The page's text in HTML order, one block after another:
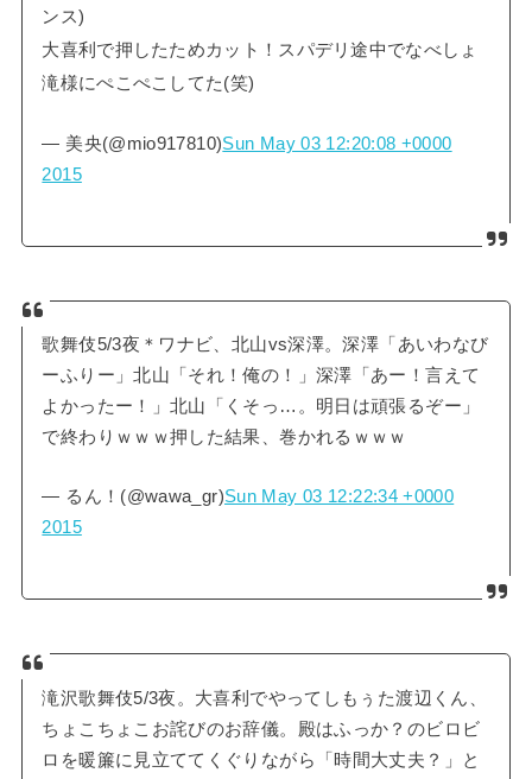
ンス)
大喜利で押したためカット！スパデリ途中でなべしょ
滝様にぺこぺこしてた(笑)
— 美央(@mio917810)Sun May 03 12:20:08 +0000
2015
歌舞伎5/3夜＊ワナビ、北山vs深澤。深澤「あいわなび
ーふりー」北山「それ！俺の！」深澤「あー！言えて
よかったー！」北山「くそっ…。明日は頑張るぞー」
で終わりｗｗｗ押した結果、巻かれるｗｗｗ
— るん！(@wawa_gr)Sun May 03 12:22:34 +0000
2015
滝沢歌舞伎5/3夜。大喜利でやってしもぅた渡辺くん、
ちょこちょこお詫びのお辞儀。殿はふっか？のビロビ
ロを暖簾に見立ててくぐりながら「時間大丈夫？」と